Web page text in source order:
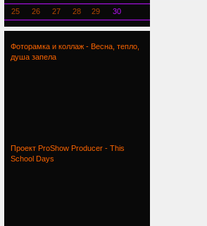
25
26 27 28 29 30
Фоторамка и коллаж - Весна, тепло,
душа запела
Проект ProShow Producer - This
School Days